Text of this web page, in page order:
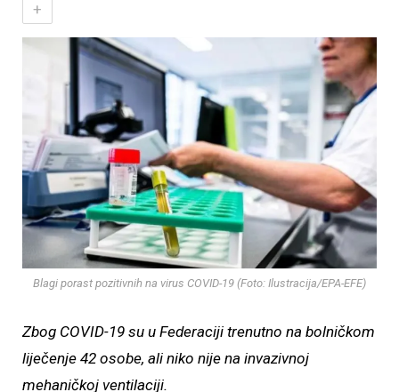
+
Blagi porast pozitivnih na virus COVID-19 (Foto: Ilustracija/EPA-EFE)
Zbog COVID-19 su u Federaciji trenutno na bolničkom
liječenje 42 osobe, ali niko nije na invazivnoj
mehaničkoj ventilaciji.